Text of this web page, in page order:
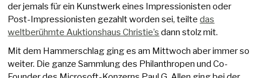
der jemals für ein Kunstwerk eines Impressionisten oder
Post-Impressionisten gezahlt worden sei, teiltedas
weltberühmte Auktionshaus Christie’s dann stolz mit.
Mit dem Hammerschlag ging es am Mittwoch aber immer so
weiter. Die ganze Sammlung des Philanthropen und Co-